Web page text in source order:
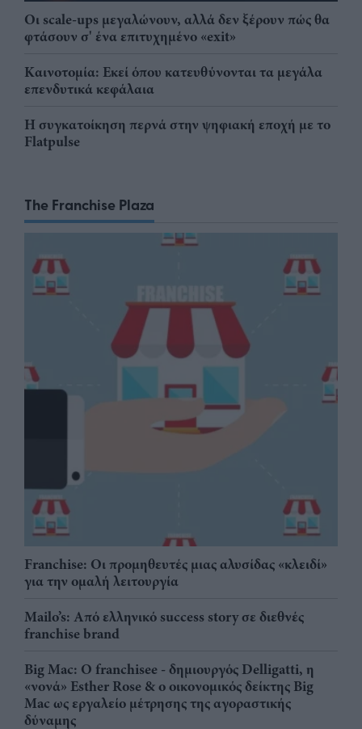
Οι scale-ups μεγαλώνουν, αλλά δεν ξέρουν πώς θα
φτάσουν σ' ένα επιτυχημένο «exit»
Καινοτομία: Εκεί όπου κατευθύνονται τα μεγάλα
επενδυτικά κεφάλαια
Η συγκατοίκηση περνά στην ψηφιακή εποχή με το
Flatpulse
The Franchise Plaza
Franchise: Οι προμηθευτές μιας αλυσίδας «κλειδί»
για την ομαλή λειτουργία
Mailo’s: Από ελληνικό success story σε διεθνές
franchise brand
Big Mac: Ο franchisee - δημιουργός Delligatti, η
«νονά» Esther Rose & ο οικονομικός δείκτης Big
Mac ως εργαλείο μέτρησης της αγοραστικής
δύναμης